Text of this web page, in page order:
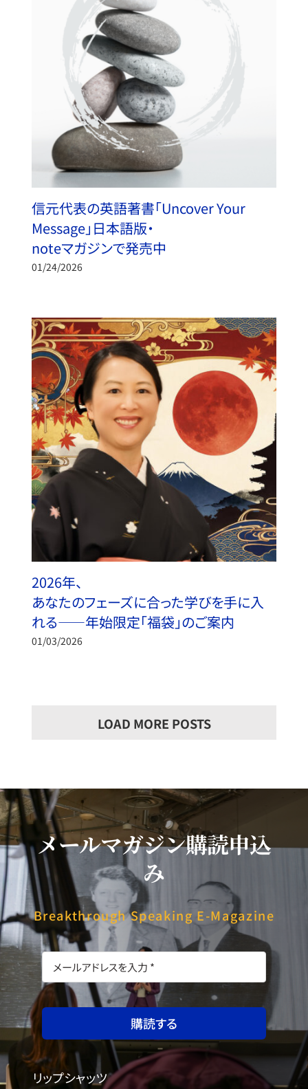
信元代表の英語著書「Uncover Your
Message」日本語版・
noteマガジンで発売中
01/24/2026
2026年、
あなたのフェーズに合った学びを手に入
れる——年始限定「福袋」のご案内
01/03/2026
LOAD MORE POSTS
メールマガジン購読申込
み
Breakthrough Speaking E-Magazine
購読する
リップシャッツ